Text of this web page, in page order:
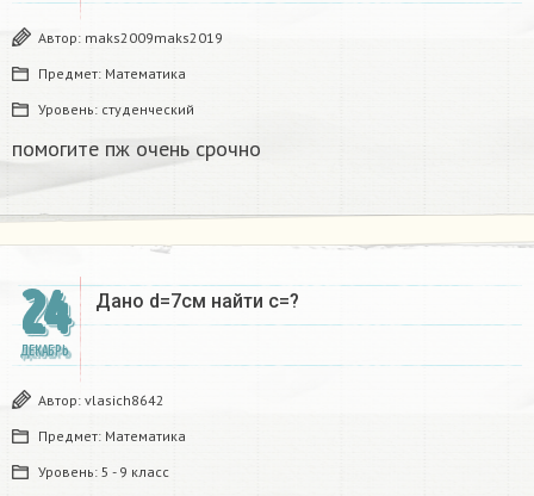
Автор: maks2009maks2019
Предмет: Математика
Уровень: студенческий
помогите пж очень срочно​
24
ДЕКАБРЬ
Дано d=7см найти с=?​
Автор: vlasich8642
Предмет: Математика
Уровень: 5 - 9 класс